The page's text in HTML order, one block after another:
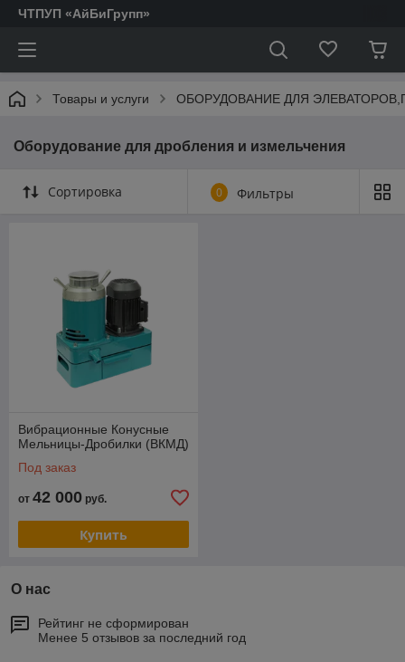
ЧТПУП «АйБиГрупп»
Товары и услуги ОБОРУДОВАНИЕ ДЛЯ
Оборудование для дробления и измельчения
Сортировка 0 Фильтры
Вибрационные Конусные
Мельницы-Дробилки (ВКМД)
Под заказ
от 42 000 руб.
Купить
О нас
Рейтинг не сформирован
Менее 5 отзывов за последний год